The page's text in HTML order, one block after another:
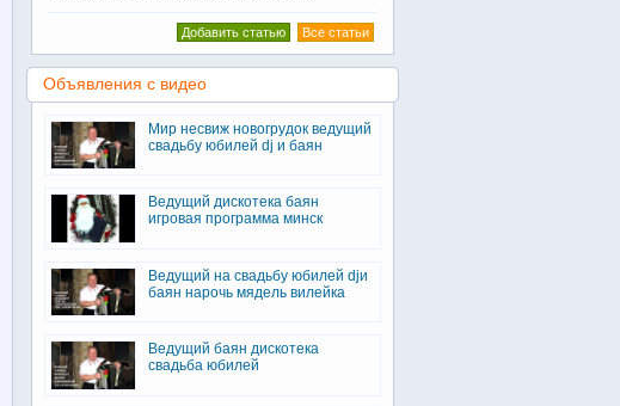
Все статьи
Добавить статью
Объявления с видео
Мир несвиж новогрудок ведущий
свадьбу юбилей dj и баян
Ведущий дискотека баян
игровая программа минск
Ведущий на свадьбу юбилей djи
баян нарочь мядель вилейка
Ведущий баян дискотека
свадьба юбилей